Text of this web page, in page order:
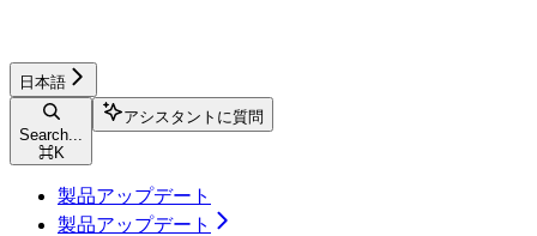
日本語
Search...
⌘K
アシスタントに質問
製品アップデート
製品アップデート